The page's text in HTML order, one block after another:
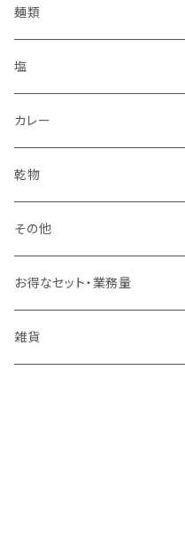
瓶
ワインパミス
島とうがらし
パック
こんにゃく
カレー
スナック
麺類
うどん
ほうとう
塩
カレー
すりだね
乾物
ジャーキー
お菓子
その他
うなぎ
海鮮味噌
お得なセット・業務量
雑貨